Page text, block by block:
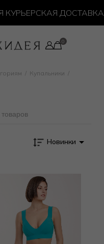
ДОСТАВКА
Купальники
Новинки